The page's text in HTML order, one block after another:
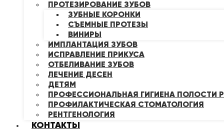
ПРОТЕЗИРОВАНИЕ ЗУБОВ
ЗУБНЫЕ КОРОНКИ
СЪЕМНЫЕ ПРОТЕЗЫ
ВИНИРЫ
ИМПЛАНТАЦИЯ ЗУБОВ
ИСПРАВЛЕНИЕ ПРИКУСА
ОТБЕЛИВАНИЕ ЗУБОВ
ЛЕЧЕНИЕ ДЕСЕН
ДЕТЯМ
ПРОФЕССИОНАЛЬНАЯ ГИГИЕНА ПОЛОСТИ
ПРОФИЛАКТИЧЕСКАЯ СТОМАТОЛОГИЯ
РЕНТГЕНОЛОГИЯ
КОНТАКТЫ